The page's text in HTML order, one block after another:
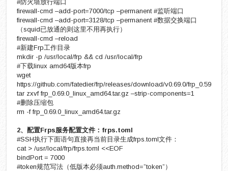
#防火墙放行端口
firewall-cmd –add-port=7000/tcp –permanent #监听端口
firewall-cmd –add-port=3128/tcp –permanent #数据交换端口
（squid已放通的则这里不用再执行）
firewall-cmd –reload
#新建Frp工作目录
mkdir -p /usr/local/frp && cd /usr/local/frp
#下载linux amd64版本frp
wget
https://github.com/fatedier/frp/releases/download/v0.69.0/
tar zxvf frp_0.69.0_linux_amd64.tar.gz –strip-components=1
#删除压缩包
rm -f frp_0.69.0_linux_amd64.tar.gz
2、配置Frps服务配置文件：frps.toml
#SSH执行下面语句直接再当前目录生成frps.toml文件：
cat > /usr/local/frp/frps.toml <<EOF
bindPort = 7000
#token规范写法（低版本必须auth.method=”token”）